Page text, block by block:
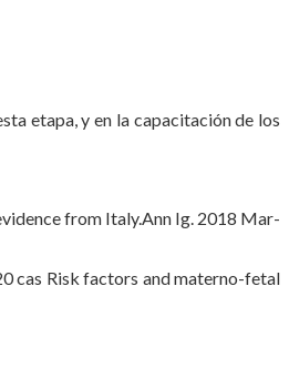
etapa, y en la capacitación de los
from Italy.Ann Ig. 2018 Mar-
cas Risk factors and materno-fetal